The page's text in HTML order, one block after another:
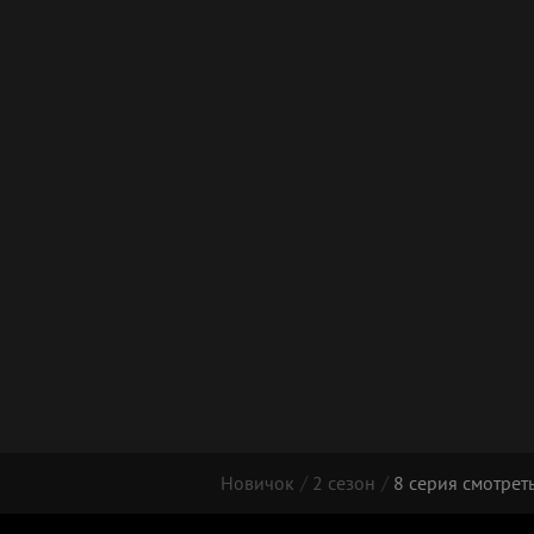
Новичок 2 сезон 8 серия